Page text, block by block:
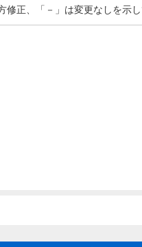
正、「－」は変更なしを示し